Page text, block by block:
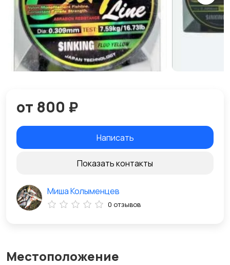
Местоположение
от 800 ₽
Написать
Показать контакты
Миша Колыменцев
0 отзывов